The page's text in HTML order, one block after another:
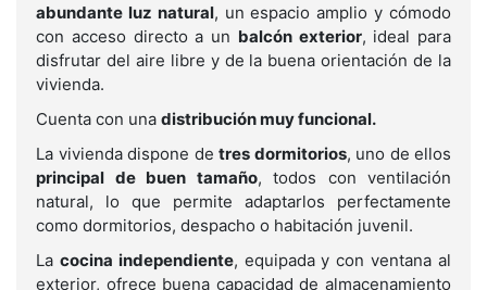
abundante luz natural, un espacio amplio y cómodo
con acceso directo a un balcón exterior, ideal para
disfrutar del aire libre y de la buena orientación de la
vivienda.
Cuenta con una distribución muy funcional.
La vivienda dispone de tres dormitorios, uno de ellos
principal de buen tamaño, todos con ventilación
natural, lo que permite adaptarlos perfectamente
como dormitorios, despacho o habitación juvenil.
La cocina independiente, equipada y con ventana al
exterior, ofrece buena capacidad de almacenamiento